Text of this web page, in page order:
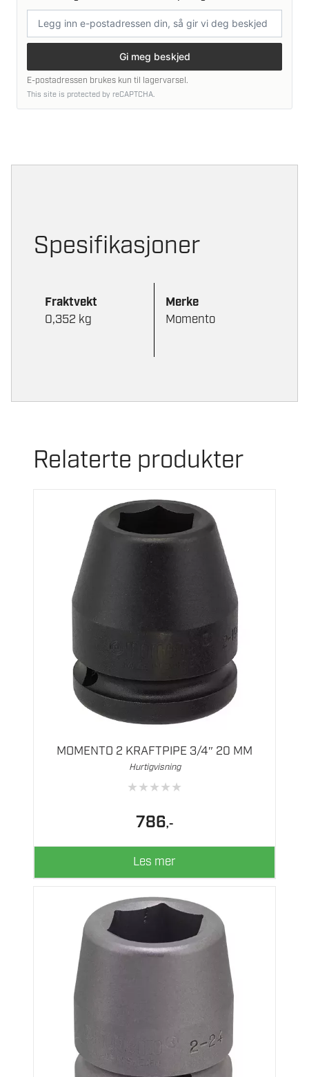
postadresse
Gi meg beskjed
E-postadressen brukes kun til lagervarsel.
This site is protected by reCAPTCHA.
Spesifikasjoner
Fraktvekt
0,352 kg
Merke
Momento
Relaterte produkter
MOMENTO 2 KRAFTPIPE 3/4″ 20 MM
Hurtigvisning
★★★★★
786,-
Les mer